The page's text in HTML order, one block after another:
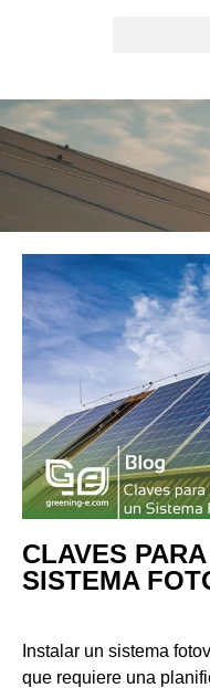
CLAVES
SISTEMA
Instalar un sistema
que requiere una